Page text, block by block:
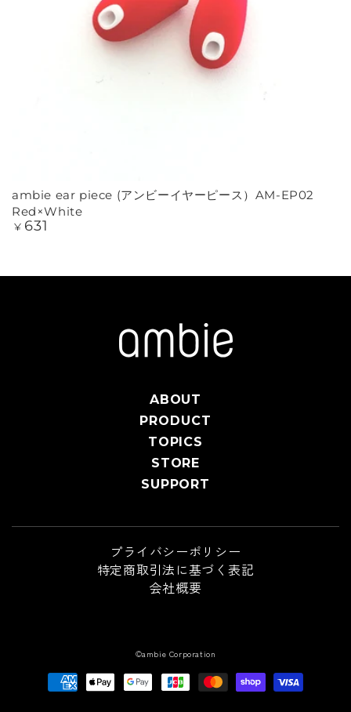
ambie ear piece (アンビーイヤーピース）AM-EP02
Red×White
定
¥ 631
ABOUT
PRODUCT
TOPICS
STORE
SUPPORT
プライバシーポリシー
特定商取引法に基づく表記
会社概要
©ambie Corporation